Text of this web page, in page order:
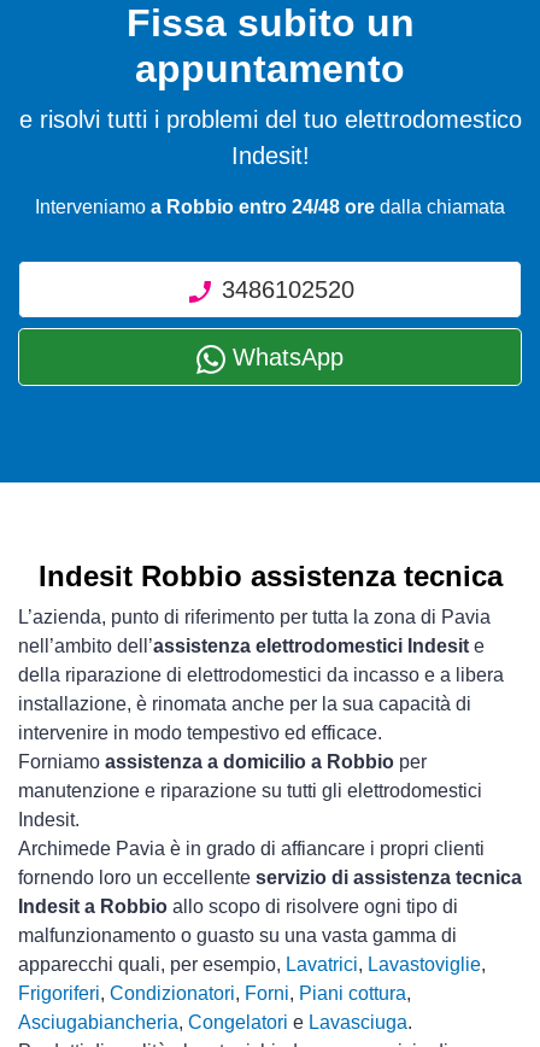
Fissa subito un
appuntamento
e risolvi tutti i problemi del tuo elettrodomestico
Indesit!
Interveniamo a Robbio entro 24/48 ore dalla chiamata
3486102520
WhatsApp
Indesit Robbio assistenza tecnica
L’azienda, punto di riferimento per tutta la zona di Pavia
nell’ambito dell’assistenza elettrodomestici Indesit e
della riparazione di elettrodomestici da incasso e a libera
installazione, è rinomata anche per la sua capacità di
intervenire in modo tempestivo ed efficace.
Forniamo assistenza a domicilio a Robbio per
manutenzione e riparazione su tutti gli elettrodomestici
Indesit.
Archimede Pavia è in grado di affiancare i propri clienti
fornendo loro un eccellente servizio di assistenza tecnica
Indesit a Robbio allo scopo di risolvere ogni tipo di
malfunzionamento o guasto su una vasta gamma di
apparecchi quali, per esempio, Lavatrici, Lavastoviglie,
Frigoriferi, Condizionatori, Forni, Piani cottura,
Asciugabiancheria, Congelatori e Lavasciuga.